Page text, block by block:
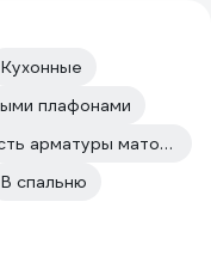
Кухонные
плафонами
С матовыми плафонами Поверхность арматуры матовая
В спальню